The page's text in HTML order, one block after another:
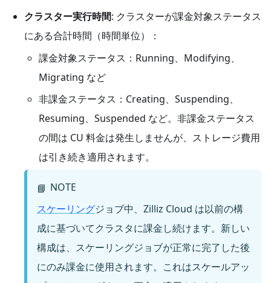
クラスター実行時間: クラスターが課金対象ステータス
にある合計時間（時間単位）：
課金対象ステータス：Running、Modifying、
Migrating など
非課金ステータス：Creating、Suspending、
Resuming、Suspended など。非課金ステータス
の間は CU 料金は発生しませんが、ストレージ費用
は引き続き適用されます。
📘 NOTE
スケーリングジョブ中、Zilliz Cloud は以前の構
成に基づいてクラスタに課金し続けます。新しい
構成は、スケーリングジョブが正常に完了した後
にのみ課金に使用されます。これはスケールアッ